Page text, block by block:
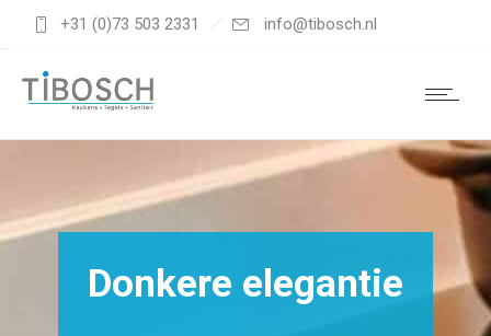
+31 (0)73 503 2331 info@tibosch.nl
Donkere elegantie